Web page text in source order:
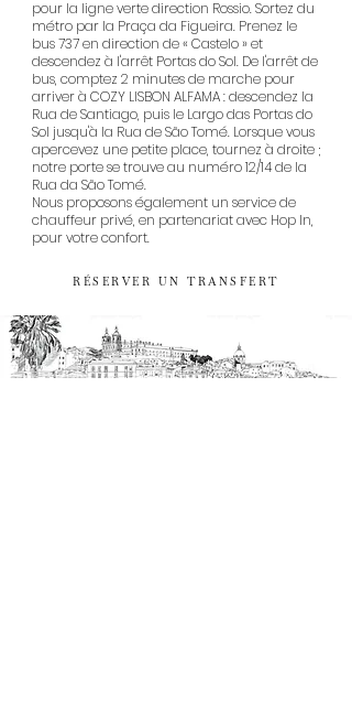
pour la ligne verte direction Rossio. Sortez du
métro par la Praça da Figueira. Prenez le
bus 737 en direction de « Castelo » et
descendez à l'arrêt Portas do Sol. De l'arrêt de
bus, comptez 2 minutes de marche pour
arriver à COZY LISBON ALFAMA : descendez la
Rua de Santiago, puis le Largo das Portas do
Sol jusqu'à la Rua de São Tomé. Lorsque vous
apercevez une petite place, tournez à droite ;
notre porte se trouve au numéro 12/14 de la
Rua da São Tomé.
Nous proposons également un service de
chauffeur privé, en partenariat avec Hop In,
pour votre confort.
RÉSERVER UN TRANSFERT